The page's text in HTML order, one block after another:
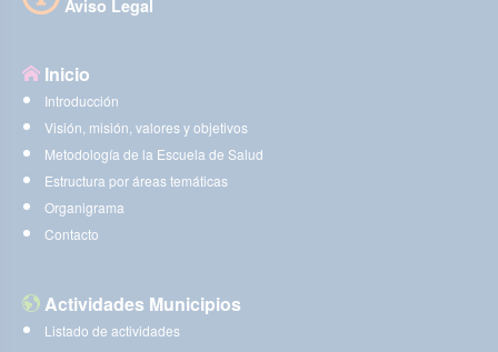
Aviso Legal
Inicio
Introducción
Visión, misión, valores y objetivos
Metodología de la Escuela de Salud
Estructura por áreas temáticas
Organigrama
Contacto
Actividades Municipios
Listado de actividades